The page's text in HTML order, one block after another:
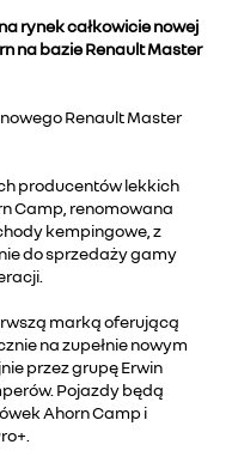
rynek całkowicie nowej
na bazie Renault Master
Renault Master
producentów lekkich
Camp, renomowana
kempingowe, z
do sprzedaży gamy
marką oferującą
na zupełnie nowym
przez grupę Erwin
Pojazdy będą
Ahorn Camp i